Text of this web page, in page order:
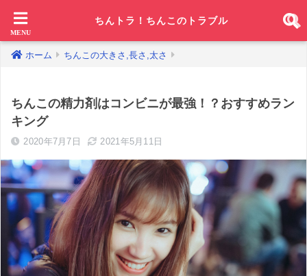
ちんトラ！ちんこのトラブル
ホーム ちんこの大きさ,長さ,太さ
ちんこの精力剤はコンビニが最強！？おすすめラン
キング
2020年7月7日 2021年5月11日